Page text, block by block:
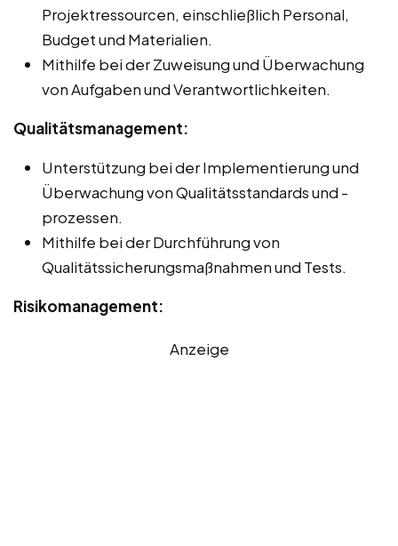
Projektressourcen, einschließlich Personal,
Budget und Materialien.
Mithilfe bei der Zuweisung und Überwachung
von Aufgaben und Verantwortlichkeiten.
Qualitätsmanagement:
Unterstützung bei der Implementierung und
Überwachung von Qualitätsstandards und -
prozessen.
Mithilfe bei der Durchführung von
Qualitätssicherungsmaßnahmen und Tests.
Risikomanagement:
Anzeige